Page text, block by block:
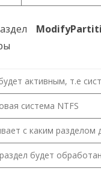
активным, т.е
система NTFS
с каким разделом
будет